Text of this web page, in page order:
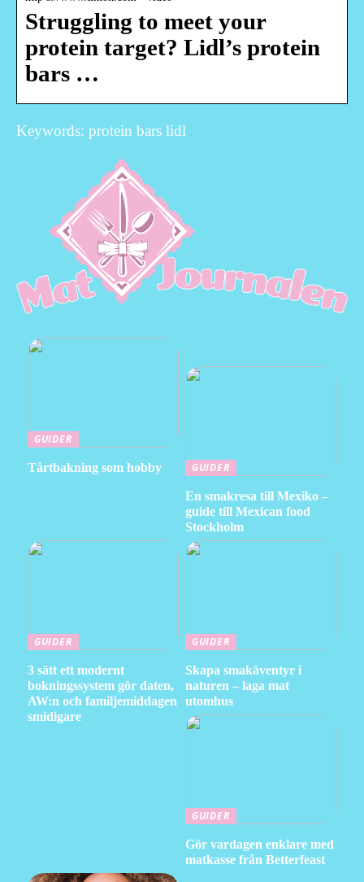
Struggling to meet your
protein target? Lidl’s protein
bars …
Keywords: protein bars lidl
GUIDER
Tårtbakning som hobby GUIDER
En smakresa till Mexiko –
guide till Mexican food
Stockholm
GUIDER
3 sätt ett modernt
bokningssystem gör daten,
AW:n och familjemiddagen
smidigare
GUIDER
Skapa smakäventyr i
naturen – laga mat
utomhus
GUIDER
Gör vardagen enklare med
matkasse från Betterfeast